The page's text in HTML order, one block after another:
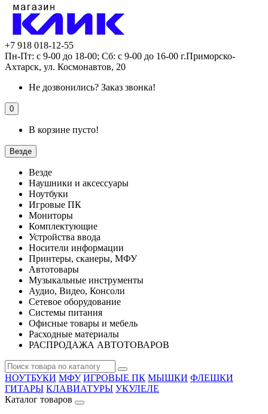
+7 918 018-12-55
Пн-Пт: с 9-00 до 18-00; Сб: с 9-00 до 16-00 г.Приморско-
Ахтарск, ул. Космонавтов, 20
Не дозвонились? Заказ звонка!
0
В корзине пусто!
Везде
Везде
Наушники и аксессуары
Ноутбуки
Игровые ПК
Мониторы
Комплектующие
Устройства ввода
Носители информации
Принтеры, сканеры, МФУ
Автотовары
Музыкальные инструменты
Аудио, Видео, Консоли
Сетевое оборудование
Системы питания
Офисные товары и мебель
Расходные материалы
РАСПРОДАЖА АВТОТОВАРОВ
НОУТБУКИ МФУ ИГРОВЫЕ ПК МЫШКИ ФЛЕШКИ
ГИТАРЫ КЛАВИАТУРЫ УКУЛЕЛЕ
Каталог товаров